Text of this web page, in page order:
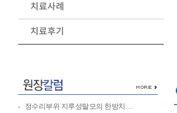
치료사례
치료후기
정수리부위 지루성탈모의 한방치…